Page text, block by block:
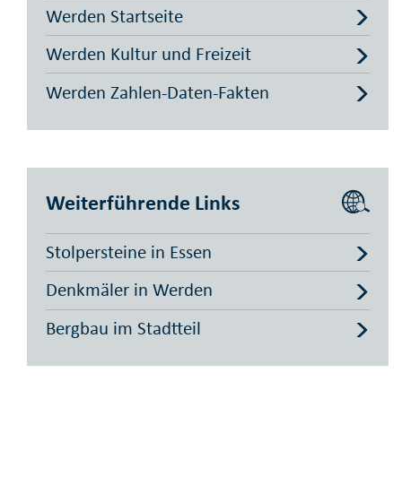
Werden Startseite
Werden Kultur und Freizeit
Werden Zahlen-Daten-Fakten
Weiterführende Links
Stolpersteine in Essen
Denkmäler in Werden
Bergbau im Stadtteil